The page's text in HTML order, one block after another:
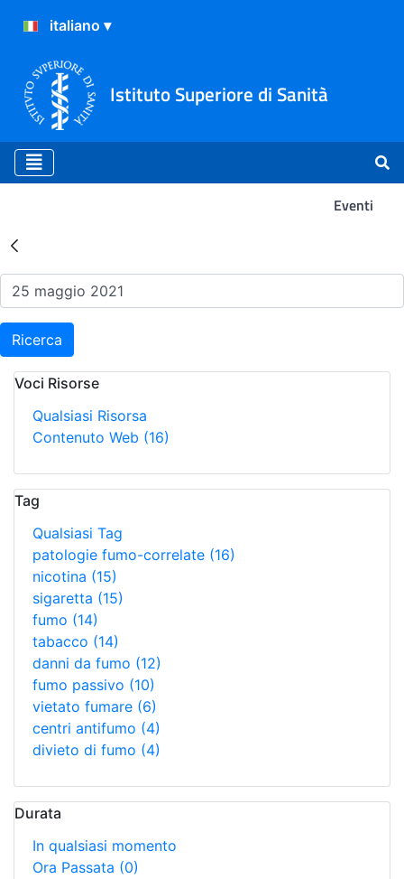
Istituto Superiore di Sanità
Eventi
Risultati della Ricerca -
Ricerca
Voci Risorse
Qualsiasi Risorsa
Contenuto Web (16)
Tag
Qualsiasi Tag
patologie fumo-correlate (16)
nicotina (15)
sigaretta (15)
fumo (14)
tabacco (14)
danni da fumo (12)
fumo passivo (10)
vietato fumare (6)
centri antifumo (4)
divieto di fumo (4)
Durata
In qualsiasi momento
Ora Passata (0)